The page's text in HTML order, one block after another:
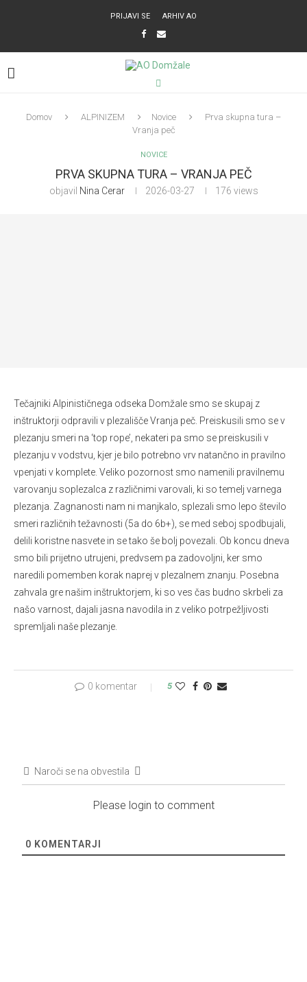
PRIJAVI SE ARHIV AO
Domov ALPINIZEM Novice
Prva skupna tura –
Vranja peč
NOVICE
PRVA SKUPNA TURA – VRANJA PEČ
objavil Nina Cerar 2026-03-27 176 views
Tečajniki Alpinističnega odseka Domžale smo se skupaj z
inštruktorji odpravili v plezališče Vranja peč. Preiskusili smo se v
plezanju smeri na ‘top rope’, nekateri pa smo se preiskusili v
plezanju v vodstvu, kjer je bilo potrebno vrv natančno in pravilno
vpenjati v komplete. Veliko pozornost smo namenili pravilnemu
varovanju soplezalca z različnimi varovali, ki so temelj varnega
plezanja. Zagnanosti nam ni manjkalo, splezali smo lepo število
smeri različnih težavnosti (5a do 6b+), se med seboj spodbujali,
delili koristne nasvete in se tako še bolj povezali. Ob koncu dneva
smo bili prijetno utrujeni, predvsem pa zadovoljni, ker smo
naredili pomemben korak naprej v plezalnem znanju. Posebna
zahvala gre našim inštruktorjem, ki so ves čas budno skrbeli za
našo varnost, dajali jasna navodila in z veliko potrpežljivosti
spremljali naše plezanje.
0 komentar 5
Naroči se na obvestila
Please login to comment
0 KOMENTARJI